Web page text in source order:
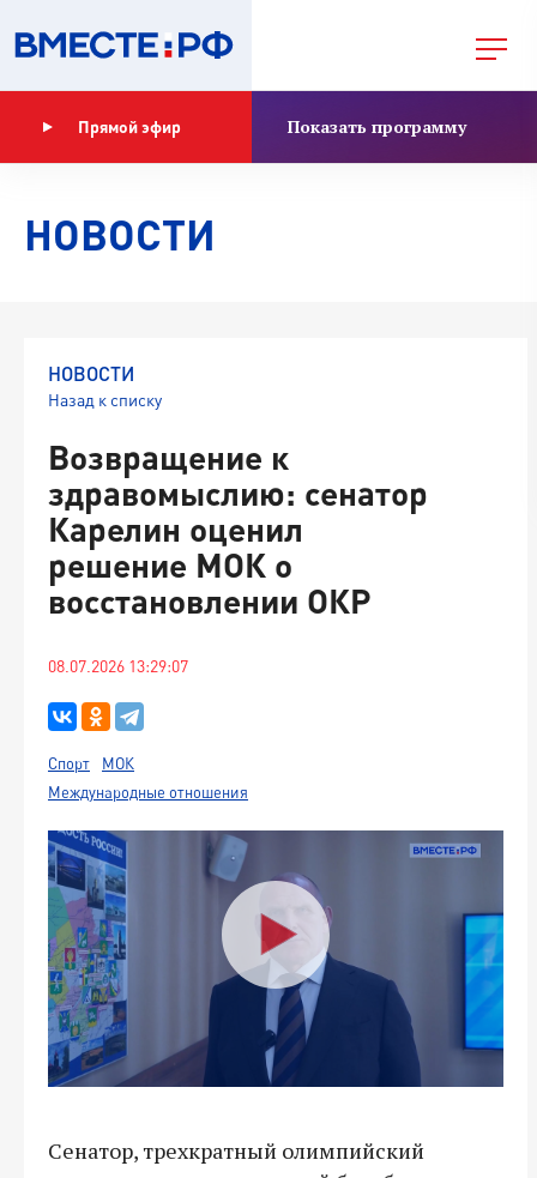
Прямой эфир Показать программу
НОВОСТИ
НОВОСТИ
Назад к списку
Возвращение к
здравомыслию: сенатор
Карелин оценил
решение МОК о
восстановлении ОКР
08.07.2026 13:29:07
Спорт
МОК
Международные отношения
Сенатор, трехкратный олимпийский